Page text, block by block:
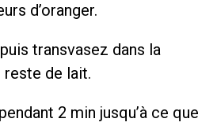
d’oranger.
transvasez dans la
de lait.
2 min jusqu’à ce que